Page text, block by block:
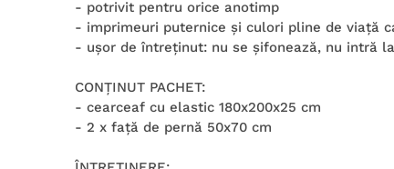
- potrivit pentru orice anotimp
- imprimeuri puternice şi culori pline de viaţă
- uşor de întreţinut: nu se şifonează, nu intră
CONŢINUT PACHET:
- cearceaf cu elastic 180x200x25 cm
- 2 x faţă de pernă 50x70 cm